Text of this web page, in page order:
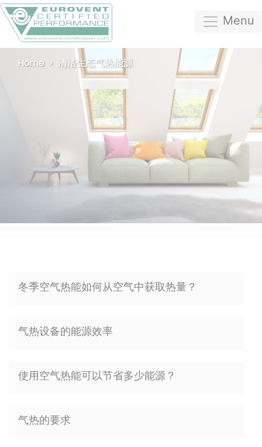
Menu
Home 清洁生态气热能源
冬季空气热能如何从空气中获取热量？
气热设备的能源效率
使用空气热能可以节省多少能源？
气热的要求